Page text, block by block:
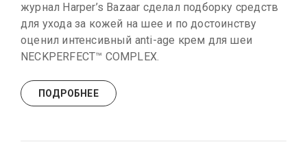
журнал Harper’s Bazaar сделал подборку средств
для ухода за кожей на шее и по достоинству
оценил интенсивный anti-age крем для шеи
NECKPERFECT™ COMPLEX.
ПОДРОБНЕЕ